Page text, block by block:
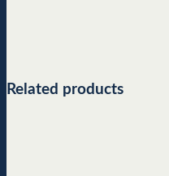
Related products